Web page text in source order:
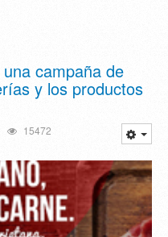
campaña de
y los productos
15472